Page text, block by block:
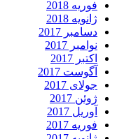
فوریه 2018
ژانویه 2018
دسامبر 2017
نوامبر 2017
اکتبر 2017
آگوست 2017
جولای 2017
ژوئن 2017
آوریل 2017
فوریه 2017